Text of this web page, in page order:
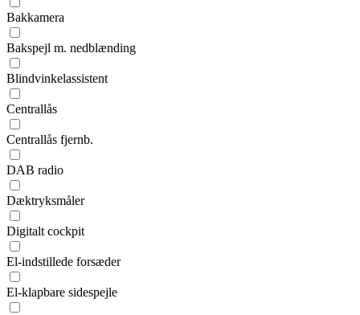
Bakkamera
Bakspejl m. nedblænding
Blindvinkelassistent
Centrallås
Centrallås fjernb.
DAB radio
Dæktryksmåler
Digitalt cockpit
El-indstillede forsæder
El-klapbare sidespejle